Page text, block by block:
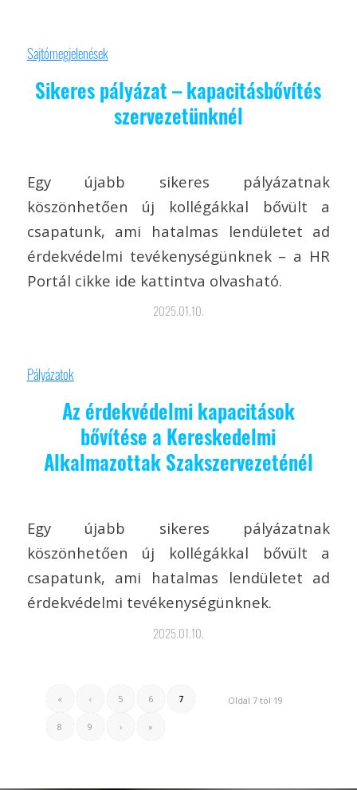
Sajtómegjelenések
Sikeres pályázat – kapacitásbővítés
szervezetünknél
Egy újabb sikeres pályázatnak
köszönhetően új kollégákkal bővült a
csapatunk, ami hatalmas lendületet ad
érdekvédelmi tevékenységünknek – a HR
Portál cikke ide kattintva olvasható.
2025.01.10.
Pályázatok
Az érdekvédelmi kapacitások
bővítése a Kereskedelmi
Alkalmazottak Szakszervezeténél
Egy újabb sikeres pályázatnak
köszönhetően új kollégákkal bővült a
csapatunk, ami hatalmas lendületet ad
érdekvédelmi tevékenységünknek.
2025.01.10.
Oldal 7 tól 19
« ‹ 5 6 7
8 9 › »